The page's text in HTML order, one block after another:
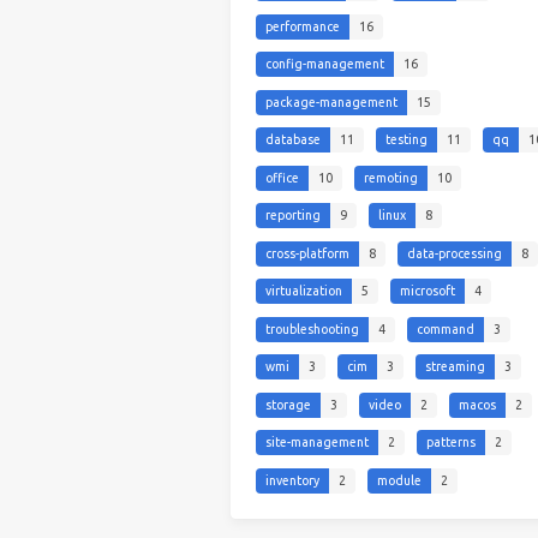
performance 16
config-management 16
package-management 15
database 11 testing 11 qq
office 10 remoting 10
reporting 9 linux 8
cross-platform 8 data-processing 8
virtualization 5 microsoft 4
troubleshooting 4 command 3
wmi 3 cim 3 streaming 3
storage 3 video 2 macos 2
site-management 2 patterns 2
inventory 2 module 2